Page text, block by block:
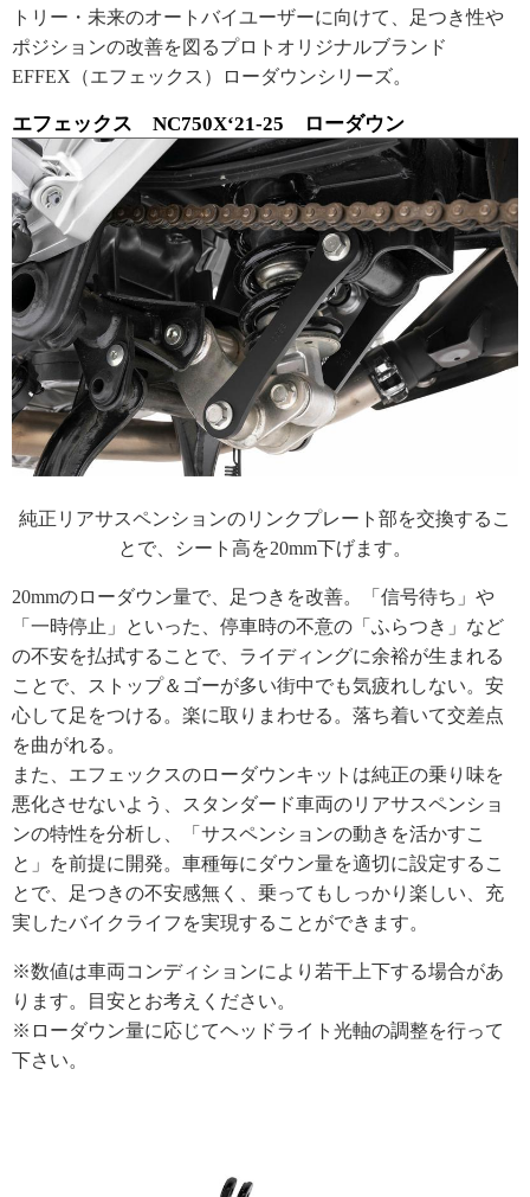
トリー・未来のオートバイユーザーに向けて、足つき性や
ポジションの改善を図るプロトオリジナルブランド
EFFEX（エフェックス）ローダウンシリーズ。
エフェックス NC750X‘21-25 ローダウン
純正リアサスペンションのリンクプレート部を交換するこ
とで、シート高を20mm下げます。
20mmのローダウン量で、足つきを改善。「信号待ち」や
「一時停止」といった、停車時の不意の「ふらつき」など
の不安を払拭することで、ライディングに余裕が生まれる
ことで、ストップ＆ゴーが多い街中でも気疲れしない。安
心して足をつける。楽に取りまわせる。落ち着いて交差点
を曲がれる。
また、エフェックスのローダウンキットは純正の乗り味を
悪化させないよう、スタンダード車両のリアサスペンショ
ンの特性を分析し、「サスペンションの動きを活かすこ
と」を前提に開発。車種毎にダウン量を適切に設定するこ
とで、足つきの不安感無く、乗ってもしっかり楽しい、充
実したバイクライフを実現することができます。
※数値は車両コンディションにより若干上下する場合があ
ります。目安とお考えください。
※ローダウン量に応じてヘッドライト光軸の調整を行って
下さい。